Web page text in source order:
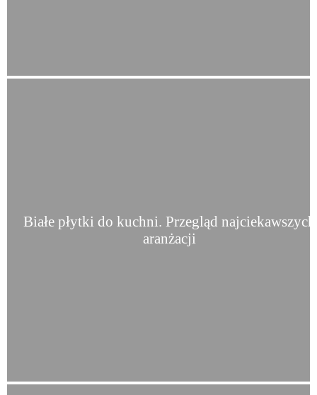
Białe płytki do kuchni. Przegląd najciekawszych
aranżacji